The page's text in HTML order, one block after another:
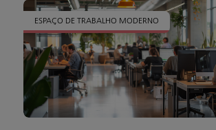
ESPAÇO DE TRABALHO MODERNO